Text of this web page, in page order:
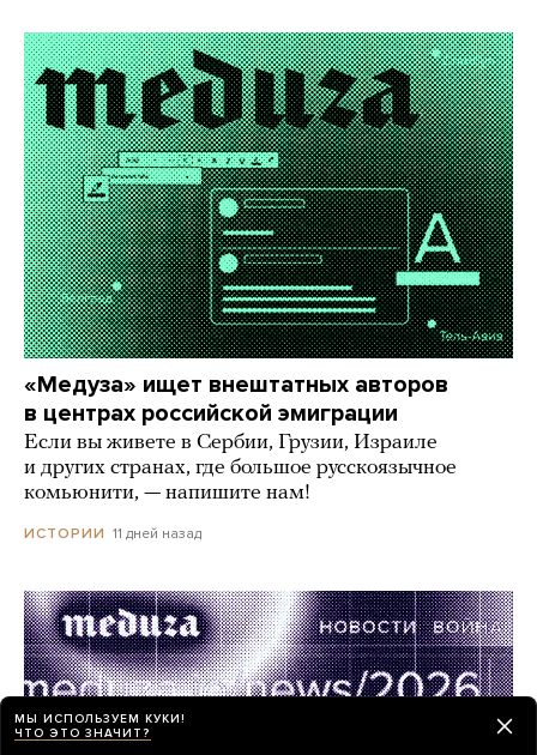
«Медуза» ищет внештатных авторов
в центрах российской эмиграции
Если вы живете в Сербии, Грузии, Израиле
и других странах, где большое русскоязычное
комьюнити, — напишите нам!
ИСТОРИИ 11 дней назад
МЫ ИСПОЛЬЗУЕМ КУКИ!
ЧТО ЭТО ЗНАЧИТ?